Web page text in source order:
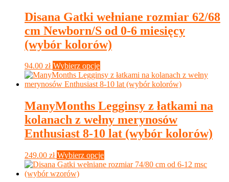
Disana Gatki wełniane rozmiar 62/68
cm Newborn/S od 0-6 miesięcy
(wybór kolorów)
94.00 zł Wybierz opcje
produkt
ma
wariantów.
Opcje
można
wybrać
na
stronie
produktu
ManyMonths Legginsy z łatkami na
kolanach z wełny merynosów
Enthusiast 8-10 lat (wybór kolorów)
249.00 zł Wybierz opcje
produkt